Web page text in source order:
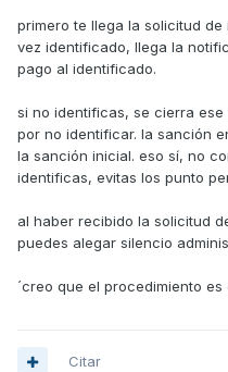
primero te llega la solicitud
vez identificado, llega la
pago al identificado.
si no identificas, se cierra
por no identificar. la sanción
la sanción inicial. eso sí, no
identificas, evitas los punto
al haber recibido la solicitud
puedes alegar silencio
´creo que el procedimiento
Citar